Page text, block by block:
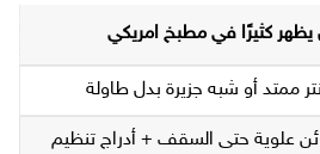
كثيرًا في مطبخ امريكي
ممتد أو شبه جزيرة بدل طاولة
علوية حتى السقف + أدراج تنظيم